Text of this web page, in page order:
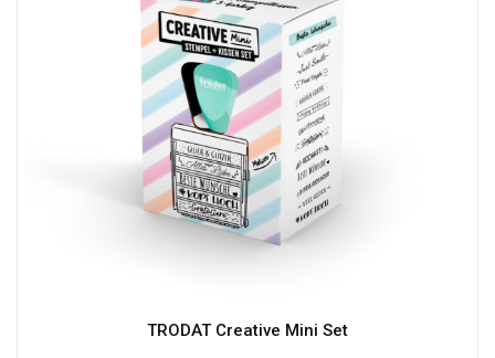
TRODAT Creative Mini Set